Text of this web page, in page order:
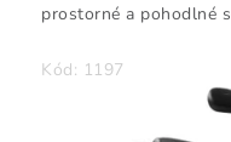
prostorné a pohodlné
Kód: 1197